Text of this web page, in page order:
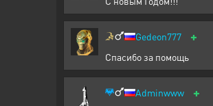
Gedeon777 +
Спасибо за помощь
Adminwww +